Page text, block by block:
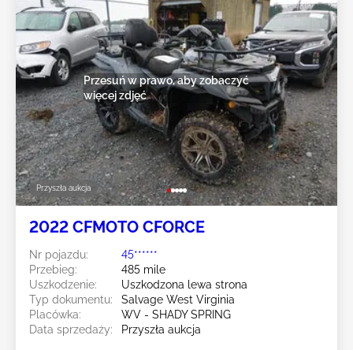
Przyszła aukcja
Przesuń w prawo, aby zobaczyć
więcej zdjęć
2022 CFMOTO CFORCE
Nr pojazdu:
45******
Przebieg:
485 mile
Uszkodzenie:
Uszkodzona lewa strona
Typ dokumentu:
Salvage West Virginia
Placówka:
WV - SHADY SPRING
Data sprzedaży:
Przyszła aukcja